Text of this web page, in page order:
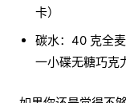
卡）
碳水：40 克全
一小碟无糖巧克